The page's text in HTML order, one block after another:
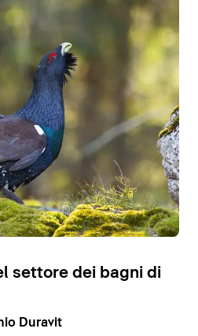
settore dei bagni di
Duravit